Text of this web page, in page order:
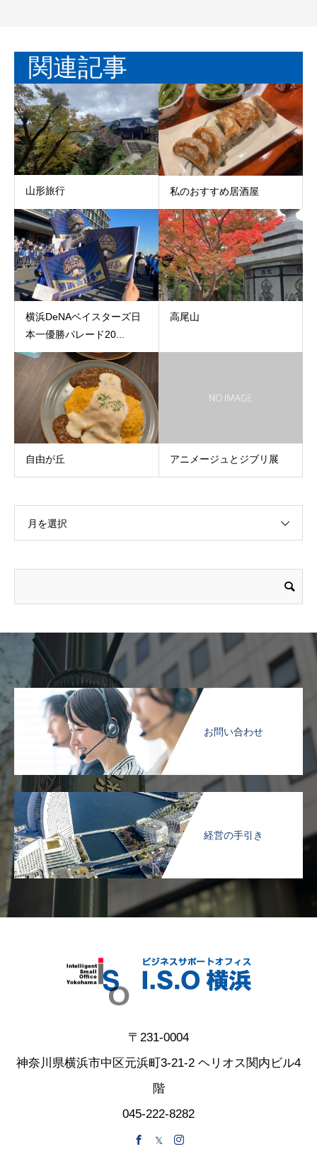
関連記事
山形旅行 私のおすすめ居酒屋
横浜DeNAベイスターズ日
本一優勝パレード20...
高尾山
自由が丘 アニメージュとジブリ展
月を選択
お問い合わせ
経営の手引き
〒231-0004
神奈川県横浜市中区元浜町3-21-2 ヘリオス関内ビル4
階
045-222-8282